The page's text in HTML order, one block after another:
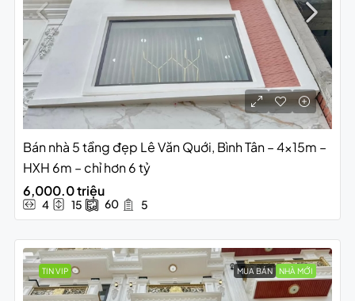
Bán nhà 5 tầng đẹp Lê Văn Quới, Bình Tân – 4x15m –
HXH 6m – chỉ hơn 6 tỷ
6,000.0 triệu
4 15 60 5
TIN VIP MUA BÁN NHÀ MỚI